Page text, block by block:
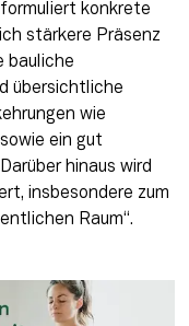
formuliert konkrete
stärkere Präsenz
bauliche
übersichtliche
wie
ein gut
hinaus wird
insbesondere zum
Raum“.